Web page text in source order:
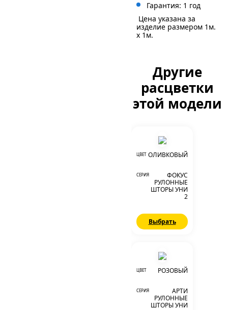
Гарантия: 1 год
Цена указана за
изделие размером 1м.
x 1м.
Другие
расцветки
этой модели
ЦВЕТ ОЛИВКОВЫЙ
СЕРИЯ
ФОКУС
РУЛОННЫЕ
ШТОРЫ УНИ
2
Выбрать
ЦВЕТ РОЗОВЫЙ
СЕРИЯ
АРТИ
РУЛОННЫЕ
ШТОРЫ УНИ